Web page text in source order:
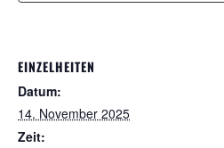
EINZELHEITEN
Datum:
14. November 2025
Zeit: